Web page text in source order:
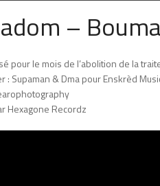
–
pour le mois de l’abolition de la
: Supaman & Dma pour Enskrèd
Hexagone Recordz